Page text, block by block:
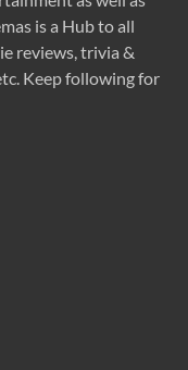
is a Hub to all
reviews, trivia &
Keep following for